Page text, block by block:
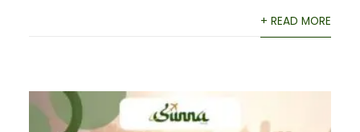
+ READ MORE